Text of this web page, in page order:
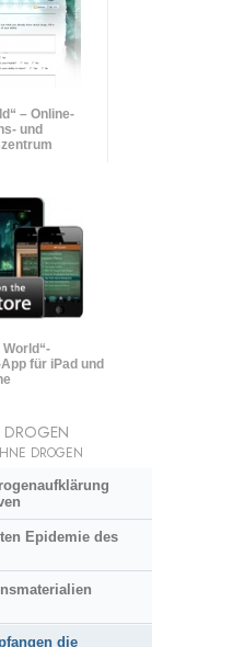
– Online-
und
für iPad und
DROGEN
DROGEN
Epidemie des
die